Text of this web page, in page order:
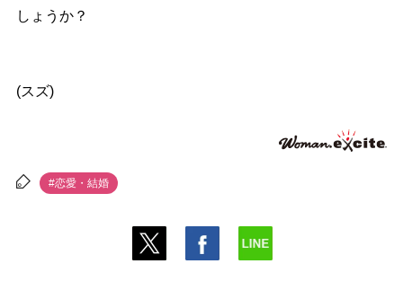
しょうか？
(スズ)
#恋愛・結婚